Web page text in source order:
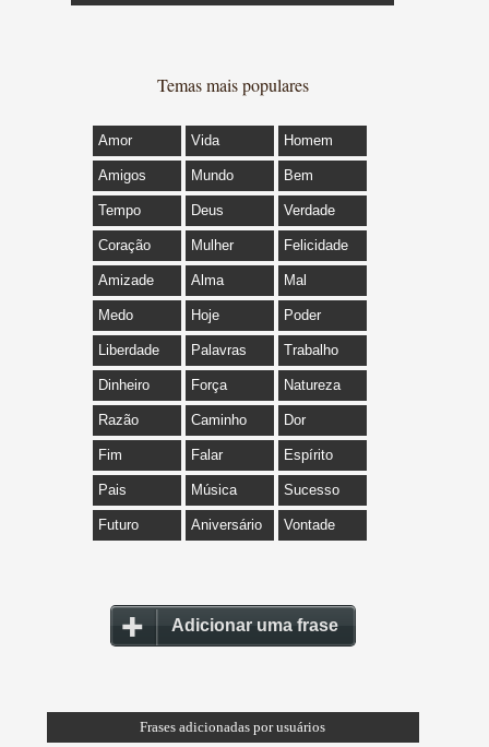
Temas mais populares
Amor Vida Homem
Amigos Mundo Bem
Tempo Deus Verdade
Coração Mulher Felicidade
Amizade Alma Mal
Medo Hoje Poder
Liberdade Palavras Trabalho
Dinheiro Força Natureza
Razão Caminho Dor
Fim Falar Espírito
Pais Música Sucesso
Futuro Aniversário Vontade
Adicionar uma frase
Frases adicionadas por usuários